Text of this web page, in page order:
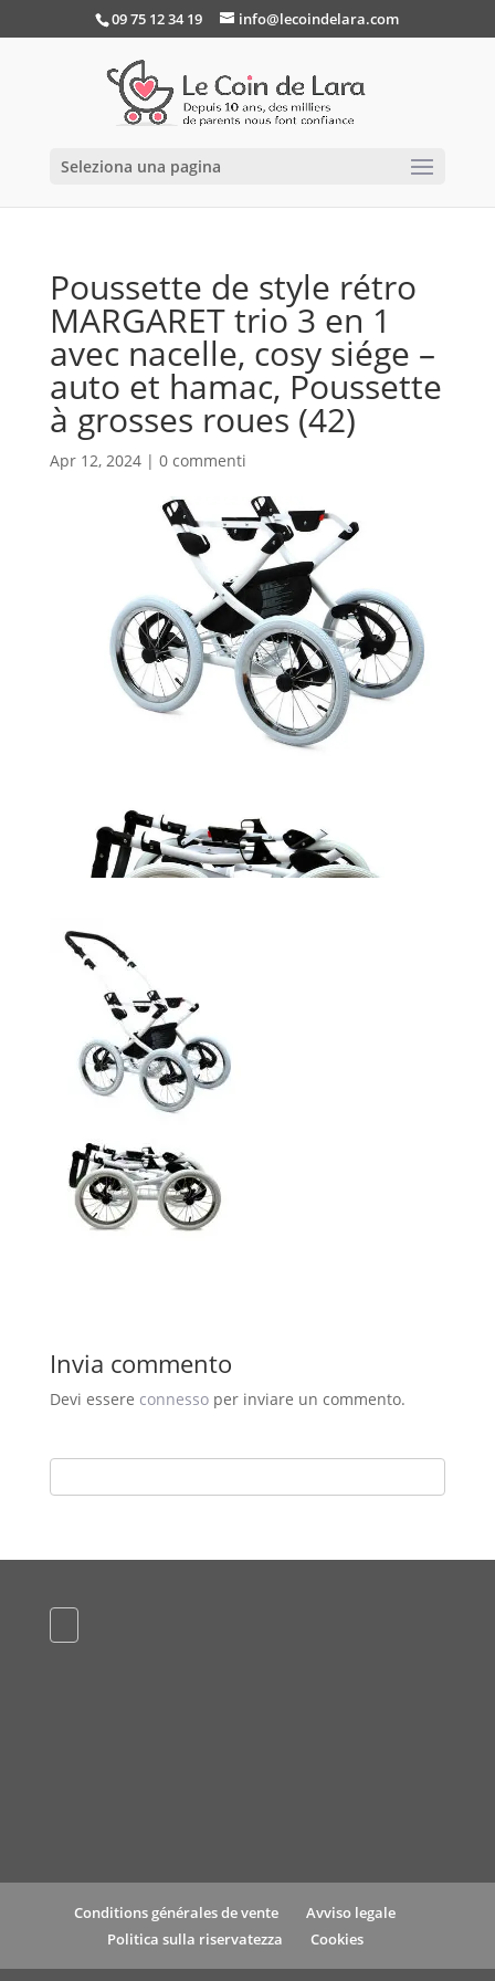
09 75 12 34 19 info@lecoindelara.com
Seleziona una pagina
Poussette de style rétro
MARGARET trio 3 en 1
avec nacelle, cosy siége –
auto et hamac, Poussette
à grosses roues (42)
Apr 12, 2024| 0 commenti
Invia commento
Devi essere connessoper inviare un commento.
Conditions générales de vente
Avviso legale
Politica sulla riservatezza
Cookies